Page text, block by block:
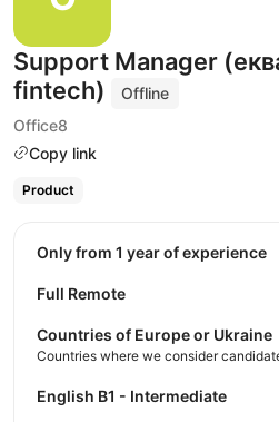
Support Manager
fintech)
Offline
Office8
Copy link
Product
Only from 1 year of experience
Full Remote
Countries of Europe or Ukraine
Countries where we consider
English B1 - Intermediate